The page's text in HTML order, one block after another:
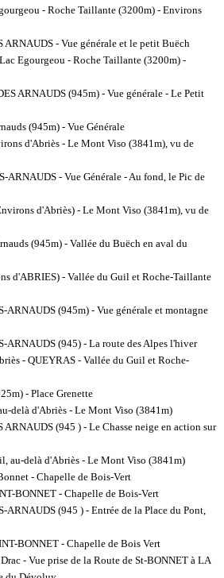
- Roche Taillante (3200m) - Environs
ARNAUDS - Vue générale et le petit Buëch
Egourgeou - Roche Taillante (3200m) -
ARNAUDS (945m) - Vue générale - Le Petit
(945m) - Vue Générale
d'Abriès - Le Mont Viso (3841m), vu de
ARNAUDS - Vue Générale - Au fond, le Pic de
d'Abriès) - Le Mont Viso (3841m), vu de
(945m) - Vallée du Buëch en aval du
d'ABRIES) - Vallée du Guil et Roche-Taillante
ARNAUDS (945m) - Vue générale et montagne
ARNAUDS (945) - La route des Alpes l'hiver
- QUEYRAS - Vallée du Guil et Roche-
- Place Grenette
delà d'Abriès - Le Mont Viso (3841m)
ARNAUDS (945 ) - Le Chasse neige en action sur
au-delà d'Abriès - Le Mont Viso (3841m)
- Chapelle de Bois-Vert
BONNET - Chapelle de Bois-Vert
ARNAUDS (945 ) - Entrée de la Place du Pont,
BONNET - Chapelle de Bois Vert
- Vue prise de la Route de St-BONNET à LA